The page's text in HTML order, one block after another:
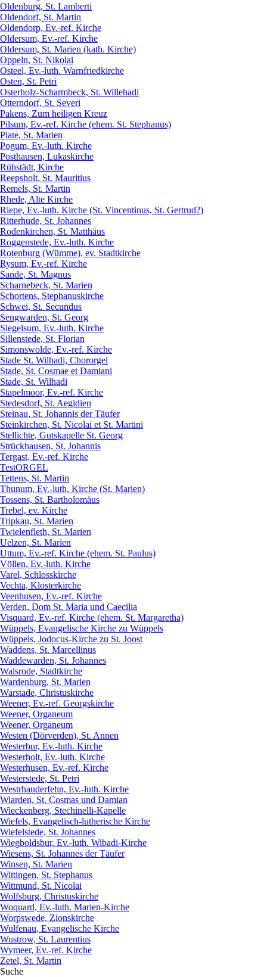
Oldenburg, St. Lamberti
Oldendorf, St. Martin
Oldendorp, Ev.-ref. Kirche
Oldersum, Ev.-ref. Kirche
Oldersum, St. Marien (kath. Kirche)
Oppeln, St. Nikolai
Osteel, Ev.-luth. Warnfriedkirche
Osten, St. Petri
Osterholz-Scharmbeck, St. Willehadi
Otterndorf, St. Severi
Pakens, Zum heiligen Kreuz
Pilsum, Ev.-ref. Kirche (ehem. St. Stephanus)
Plate, St. Marien
Pogum, Ev.-luth. Kirche
Posthausen, Lukaskirche
Rühstädt, Kirche
Reepsholt, St. Mauritius
Remels, St. Martin
Rhede, Alte Kirche
Riepe, Ev.-luth. Kirche (St. Vincentinus, St. Gertrud?)
Ritterhude, St. Johannes
Rodenkirchen, St. Matthäus
Roggenstede, Ev.-luth. Kirche
Rotenburg (Wümme), ev. Stadtkirche
Rysum, Ev.-ref. Kirche
Sande, St. Magnus
Scharnebeck, St. Marien
Schortens, Stephanuskirche
Schwei, St. Secundus
Sengwarden, St. Georg
Siegelsum, Ev.-luth. Kirche
Sillenstede, St. Florian
Simonswolde, Ev.-ref. Kirche
Stade St. Wilhadi, Chororgel
Stade, St. Cosmae et Damiani
Stade, St. Wilhadi
Stapelmoor, Ev.-ref. Kirche
Stedesdorf, St. Aegidien
Steinau, St. Johannis der Täufer
Steinkirchen, St. Nicolai et St. Martini
Stellichte, Gutskapelle St. Georg
Strückhausen, St. Johannis
Tergast, Ev.-ref. Kirche
TestORGEL
Tettens, St. Martin
Thunum, Ev.-luth. Kirche (St. Marien)
Tossens, St. Bartholomäus
Trebel, ev. Kirche
Tripkau, St. Marien
Twielenfleth, St. Marien
Uelzen, St. Marien
Uttum, Ev.-ref. Kirche (ehem. St. Paulus)
Völlen, Ev.-luth. Kirche
Varel, Schlosskirche
Vechta, Klosterkirche
Veenhusen, Ev.-ref. Kirche
Verden, Dom St. Maria und Caecilia
Visquard, Ev.-ref. Kirche (ehem. St. Margaretha)
Wüppels, Evangelische Kirche zu Wüppels
Wüppels, Jodocus-Kirche zu St. Joost
Waddens, St. Marcellinus
Waddewarden, St. Johannes
Walsrode, Stadtkirche
Wardenburg, St. Marien
Warstade, Christuskirche
Weener, Ev.-ref. Georgskirche
Weener, Organeum
Weener, Organeum
Westen (Dörverden), St. Annen
Westerbur, Ev.-luth. Kirche
Westerholt, Ev.-luth. Kirche
Westerhusen, Ev.-ref. Kirche
Westerstede, St. Petri
Westrhauderfehn, Ev.-luth. Kirche
Wiarden, St. Cosmas und Damian
Wieckenberg, Stechinelli-Kapelle
Wiefels, Evangelisch-lutherische Kirche
Wiefelstede, St. Johannes
Wiegboldsbur, Ev.-luth. Wibadi-Kirche
Wiesens, St. Johannes der Täufer
Winsen, St. Marien
Wittingen, St. Stephanus
Wittmund, St. Nicolai
Wolfsburg, Christuskirche
Woquard, Ev.-luth. Marien-Kirche
Worpswede, Zionskirche
Wulfenau, Evangelische Kirche
Wustrow, St. Laurentius
Wymeer, Ev.-ref. Kirche
Zetel, St. Martin
Suche